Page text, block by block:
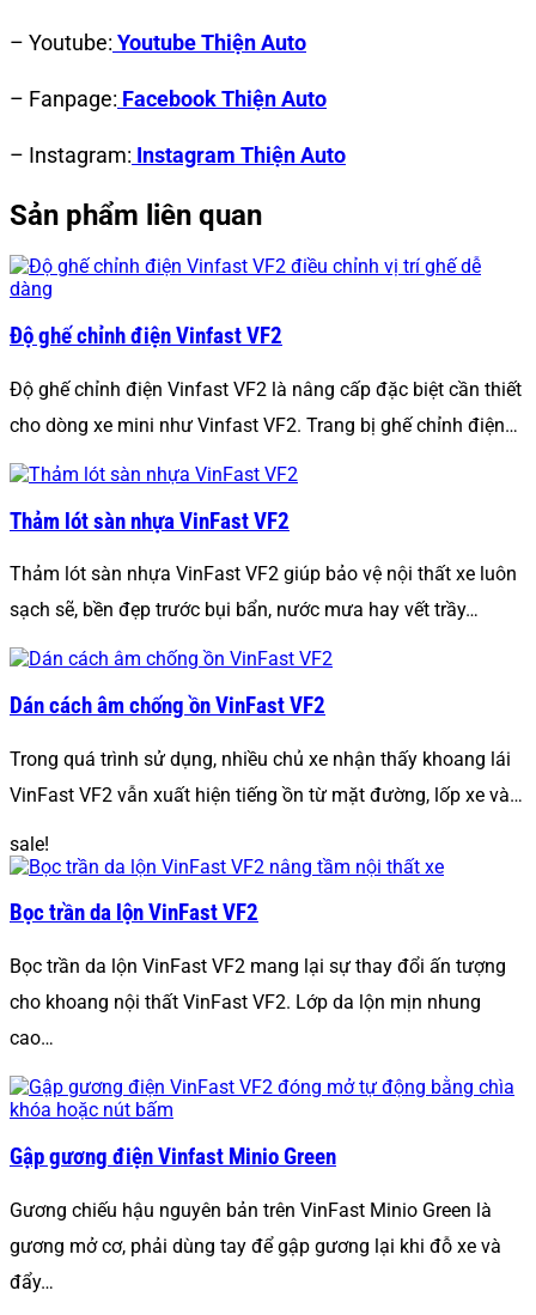
– Youtube: Youtube Thiện Auto
– Fanpage: Facebook Thiện Auto
– Instagram: Instagram Thiện Auto
Sản phẩm liên quan
Độ ghế chỉnh điện Vinfast VF2
Độ ghế chỉnh điện Vinfast VF2 là nâng cấp đặc biệt cần thiết
cho dòng xe mini như Vinfast VF2. Trang bị ghế chỉnh điện…
Thảm lót sàn nhựa VinFast VF2
Thảm lót sàn nhựa VinFast VF2 giúp bảo vệ nội thất xe luôn
sạch sẽ, bền đẹp trước bụi bẩn, nước mưa hay vết trầy…
Dán cách âm chống ồn VinFast VF2
Trong quá trình sử dụng, nhiều chủ xe nhận thấy khoang lái
VinFast VF2 vẫn xuất hiện tiếng ồn từ mặt đường, lốp xe và…
sale!
Bọc trần da lộn VinFast VF2
Bọc trần da lộn VinFast VF2 mang lại sự thay đổi ấn tượng
cho khoang nội thất VinFast VF2. Lớp da lộn mịn nhung
cao…
Gập gương điện Vinfast Minio Green
Gương chiếu hậu nguyên bản trên VinFast Minio Green là
gương mở cơ, phải dùng tay để gập gương lại khi đỗ xe và
đẩy…